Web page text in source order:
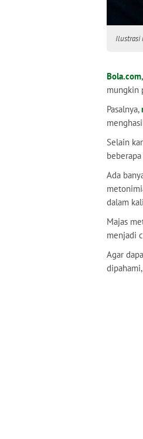
Ilustrasi
Bola.com
mungkin
Pasalnya,
Selain
Ada
dalam
Majas
menjadi
Agar